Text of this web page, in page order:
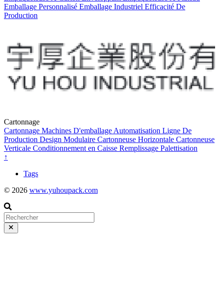
Emballage Personnalisé Emballage Industriel Efficacité De
Production
Cartonnage
Cartonnage Machines D'emballage Automatisation Ligne De
Production Design Modulaire Cartonneuse Horizontale Cartonneuse
Verticale Conditionnement en Caisse Remplissage Palettisation
↑
Tags
© 2026 www.yuhoupack.com